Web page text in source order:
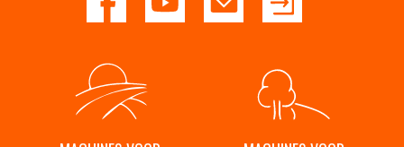
Contact